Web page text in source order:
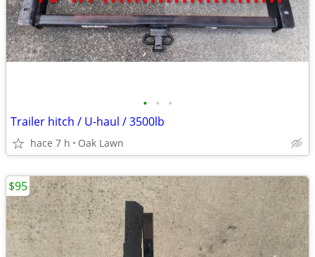
• • •
Trailer hitch / U-haul / 3500lb
hace 7 h Oak Lawn
$95